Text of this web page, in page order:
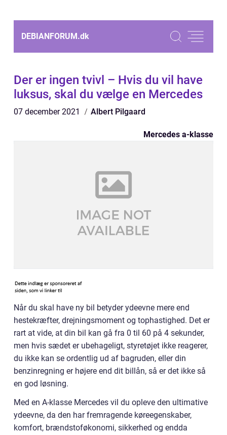
DEBIANFORUM.dk
Der er ingen tvivl – Hvis du vil have
luksus, skal du vælge en Mercedes
07 december 2021 Albert Pilgaard
Mercedes a-klasse
Når du skal have ny bil betyder ydeevne mere end
hestekræfter, drejningsmoment og tophastighed. Det er
rart at vide, at din bil kan gå fra 0 til 60 på 4 sekunder,
men hvis sædet er ubehageligt, styretøjet ikke reagerer,
du ikke kan se ordentlig ud af bagruden, eller din
benzinregning er højere end dit billån, så er det ikke så
en god løsning.
Med en A-klasse Mercedes vil du opleve den ultimative
ydeevne, da den har fremragende køreegenskaber,
komfort, brændstoføkonomi, sikkerhed og endda